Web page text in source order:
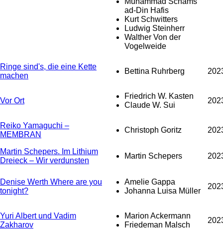
ad-Din Hafis
Kurt Schwitters
Ludwig Steinherr
Walther Von der
Vogelweide
Ringe sind's, die eine Kette
machen
Bettina Ruhrberg
Vor Ort
Friedrich W. Kasten
Claude W. Sui
Reiko Yamaguchi –
MEMBRAN
Christoph Goritz
Martin Schepers. Im Lithium
Dreieck – Wir verdunsten
Martin Schepers
Denise Werth Where are you
tonight?
Amelie Gappa
Johanna Luisa Müller
Yuri Albert und Vadim
Zakharov
Marion Ackermann
Friedeman Malsch